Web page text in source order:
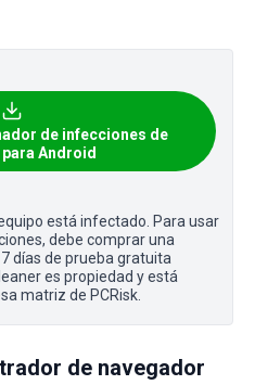
de infecciones de
Android
está infectado. Para usar
debe comprar una
días de prueba gratuita
es propiedad y está
matriz de PCRisk.
de navegador